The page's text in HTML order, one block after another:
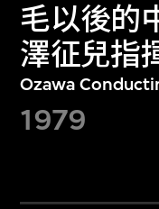
毛以後
澤征兒指
Ozawa
1979